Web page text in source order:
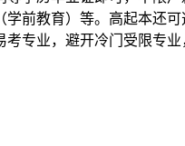
前教育）等。高起本还
专业，避开冷门受限专